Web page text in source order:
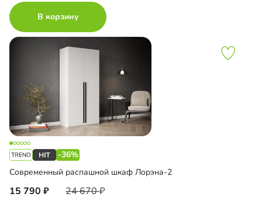
В корзину
-36%
Современный распашной шкаф Лорэна-2
15 790 24 670